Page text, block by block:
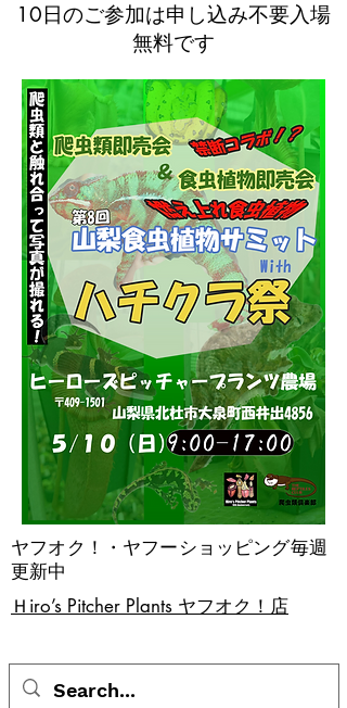
​Ｈiro’s Pitcher Plants ヤフオク！店
ヤフオク！・ヤフーショッピング毎週
更新中
10日のご参加は申し込み不要入場
無料です